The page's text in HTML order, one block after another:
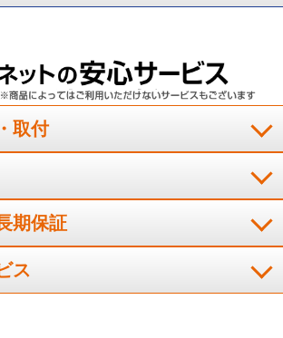
（三重県60代I.H様）
ん清潔な点と以前も日立を購入していたが
いいと思う
S.M様）
にご購入されたお客様からのご意見を掲載しておりま
取付
期保証
ス